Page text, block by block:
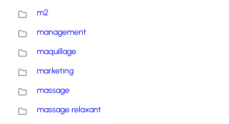
m2
management
maquillage
marketing
massage
massage relaxant